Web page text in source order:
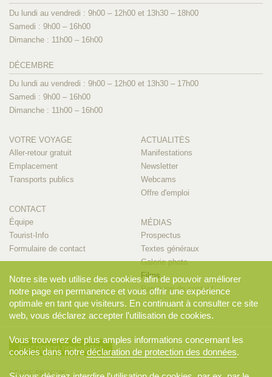
Du lundi au vendredi : 9h00 – 12h00 et 13h30 – 18h00
Samedi : 9h00 – 16h00
Dimanche : 11h00 – 16h00
DÉCEMBRE
Du lundi au vendredi : 9h00 – 12h00 et 13h30 – 17h00
Samedi : 9h00 – 16h00
Dimanche : 11h00 – 16h00
VOTRE VOYAGE
Aller-retour gratuit
Emplacement
Transports publics
CONTACT
Équipe
Tourist-Info
Formulaire de contact
ACTUALITÉS
Manifestations
Newsletter
Webcams
Offre d'emploi
MÉDIAS
Prospectus
Textes généraux
Galerie photo
Films
Personne de contact
Inscription newsletter
RESTE PROCHE
Notre site web utilise des cookies afin de pouvoir améliorer
notre page en permanence et vous offrir une expérience
optimale en tant que visiteurs. En continuant à consulter ce site
web, vous déclarez accepter l’utilisation de cookies.
Vous trouverez de plus amples informations concernant les
cookies dans notredéclaration de protection des données.